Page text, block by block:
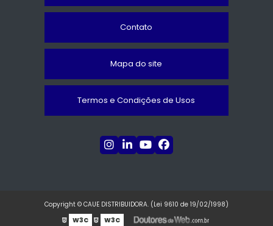
Contato
Mapa do site
Termos e Condições de Usos
Copyright © CAUE DISTRIBUIDORA. (Lei 9610 de 19/02/1998)
W3C
W3C